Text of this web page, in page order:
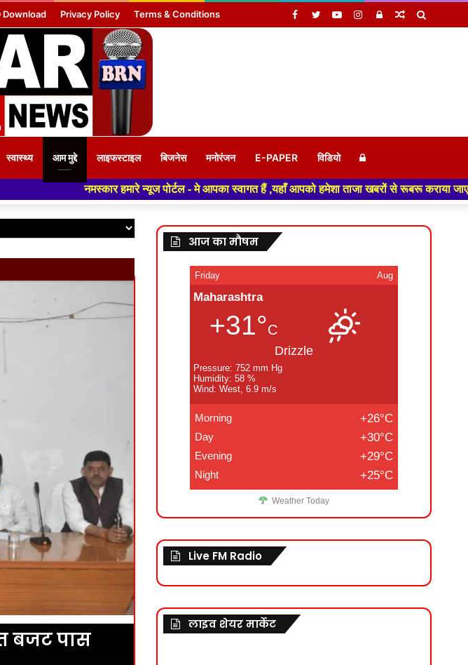
Download Privacy Policy Terms & Conditions Random
Log
Instagram
YouTube
Twitter
Facebook
स्वास्थ्य आम मुद्दे लाइफस्टाइल बिजनेस मनोरंजन E-PAPER विडियो Log
In
हमारे न्यूज पोर्टल - मे आपका स्वागत हैं ,यहाँ आपको हमेशा ताजा खबरों से रूबरू कराया जाएगा , खबर ओर
बजट पास
आज का मौषम
Friday Aug
Maharashtra
+31°C
Drizzle
Pressure: 752 mm Hg
Humidity: 58 %
Wind: West, 6.9 m/s
Morning +26°C
Day +30°C
Evening +29°C
Night +25°C
Weather Today
Live FM Radio
लाइव शेयर मार्केट